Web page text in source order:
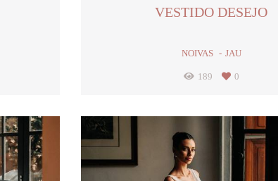
VESTIDO DESEJO
NOIVAS JAU
189 0